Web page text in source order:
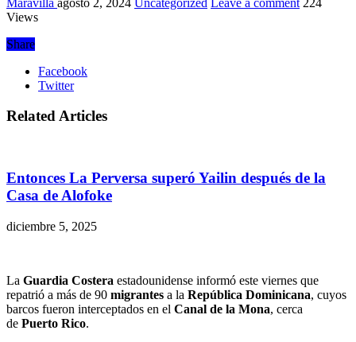
Views
Share
Facebook
Twitter
Related Articles
Entonces La Perversa superó Yailin después de la
Casa de Alofoke
diciembre 5, 2025
La Guardia Costera estadounidense informó este viernes que
repatrió a más de 90 migrantes a la República Dominicana, cuyos
barcos fueron interceptados en el Canal de la Mona, cerca
de Puerto Rico.